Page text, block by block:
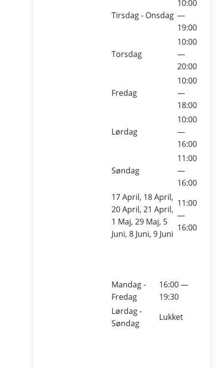
Tirsdag - Onsdag
10:00
—
19:00
Torsdag
10:00
—
20:00
Fredag
10:00
—
18:00
Lørdag
10:00
—
16:00
Søndag
11:00
—
16:00
17 April, 18 April,
20 April, 21 April,
1 Maj, 29 Maj, 5
Juni, 8 Juni, 9 Juni
11:00
—
16:00
Mandag -
Fredag
16:00 —
19:30
Lørdag -
Søndag
Lukket